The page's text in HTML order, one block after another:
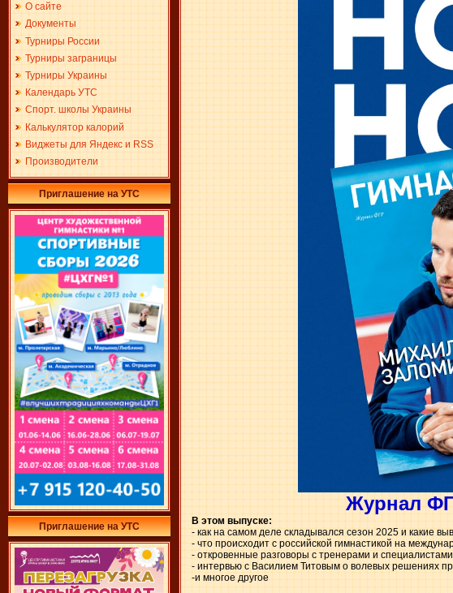
О сайте
Документы
Турниры России
Турниры заграницы
Турниры Украины
Календарь УТС
Спорт. школы Украины
Калькулятор калорий
Виджеты для Яндекс и RSS
Производители
Приглашение на УТС
Приглашение на УТС
Журнал
В этом выпуске:
- как на самом деле складывался сезон 2025 и какие
- что происходит с российской гимнастикой на
- откровенные разговоры с тренерами и
- интервью с Василием Титовым о волевых решениях
-и многое другое